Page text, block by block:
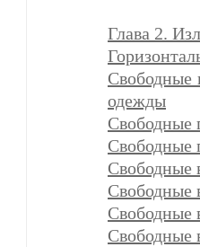
Глава 2.
Свободные
одежды
Свободные
Свободные
Свободные
Свободные
Свободные
Свободные